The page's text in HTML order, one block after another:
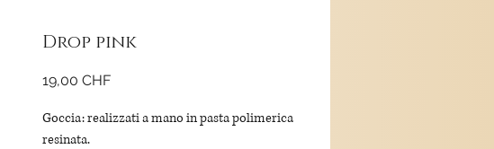
Drop pink
19,00 CHFPrezzo
Goccia: realizzati a mano in pasta polimerica
resinata.